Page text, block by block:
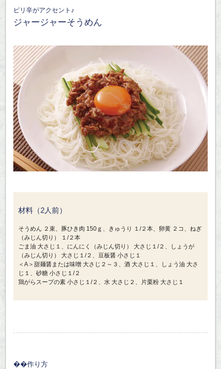
ピリ辛がアクセント♪
ジャージャーそうめん
材料（2人前）
そうめん ２束、豚ひき肉 150ｇ、きゅうり １/２本、卵黄 ２コ、ねぎ
（みじん切り） １/２本
ごま油 大さじ１、にんにく（みじん切り） 大さじ１/２、しょうが
（みじん切り） 大さじ１/２、豆板醤 小さじ１
＜A＞甜麺醤または味噌 大さじ２～３、酒 大さじ１、しょう油 大さ
じ１、砂糖 小さじ１/２
鶏がらスープの素 小さじ１/２、水 大さじ２、片栗粉 大さじ１
作り方